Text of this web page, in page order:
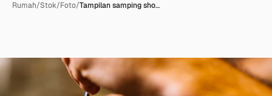
Rumah/Stok/Foto/Tampilan samping sho…